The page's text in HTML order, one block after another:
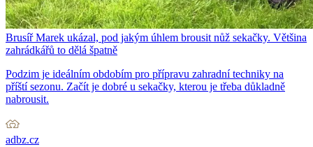
Brusíř Marek ukázal, pod jakým úhlem brousit nůž sekačky. Většina
zahrádkářů to dělá špatně
Podzim je ideálním obdobím pro přípravu zahradní techniky na
příští sezonu. Začít je dobré u sekačky, kterou je třeba důkladně
nabrousit.
adbz.cz